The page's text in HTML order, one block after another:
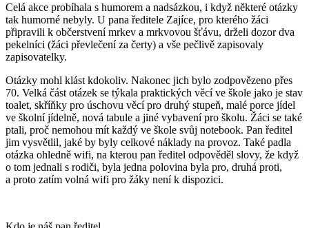
Celá akce probíhala s humorem a nadsázkou, i když některé otázky
tak humorné nebyly. U pana ředitele Zajíce, pro kterého žáci
připravili k občerstvení mrkev a mrkvovou šťávu, drželi dozor dva
pekelníci (žáci převlečení za čerty) a vše pečlivě zapisovaly
zapisovatelky.
Otázky mohl klást kdokoliv. Nakonec jich bylo zodpovězeno přes
70. Velká část otázek se týkala praktických věcí ve škole jako je stav
toalet, skříňky pro úschovu věcí pro druhý stupeň, malé porce jídel
ve školní jídelně, nová tabule a jiné vybavení pro školu. Žáci se také
ptali, proč nemohou mít každý ve škole svůj notebook. Pan ředitel
jim vysvětlil, jaké by byly celkové náklady na provoz. Také padla
otázka ohledně wifi, na kterou pan ředitel odpověděl slovy, že když
o tom jednali s rodiči, byla jedna polovina byla pro, druhá proti,
a proto zatím volná wifi pro žáky není k dispozici.